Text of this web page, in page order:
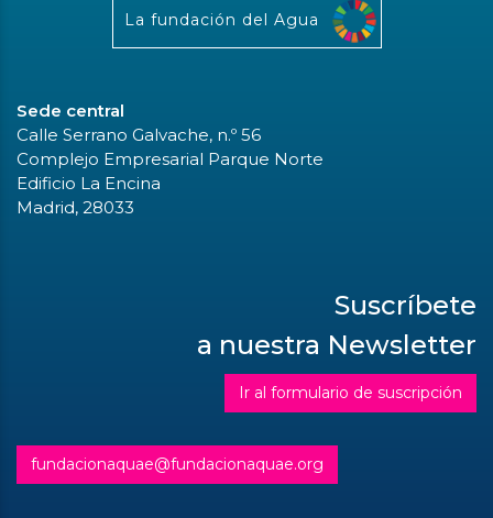
La fundación del Agua
Sede central
Calle Serrano Galvache, n.º 56
Complejo Empresarial Parque Norte
Edificio La Encina
Madrid, 28033
Suscríbete
a nuestra Newsletter
Ir al formulario de suscripción
fundacionaquae@fundacionaquae.org